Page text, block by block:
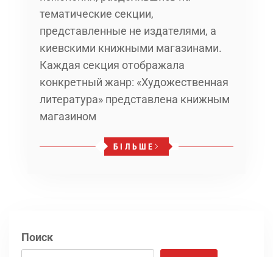
тематические секции,
представленные не издателями, а
киевскими книжными магазинами.
Каждая секция отображала
конкретный жанр: «Художественная
литература» представлена книжным
магазином
БІЛЬШЕ
Поиск